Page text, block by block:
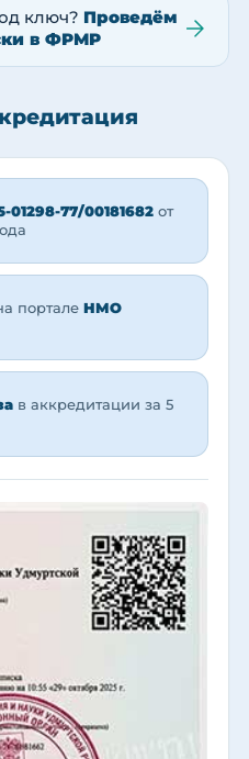
ключ? Проведём
в ФРМР
77/00181682 от
портале НМО
в аккредитации за 5